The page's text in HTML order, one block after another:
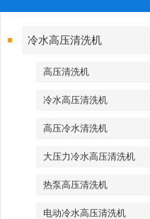
冷水高压清洗机
高压清洗机
冷水高压清洗机
高压冷水清洗机
大压力冷水高压清洗机
热泵高压清洗机
电动冷水高压清洗机